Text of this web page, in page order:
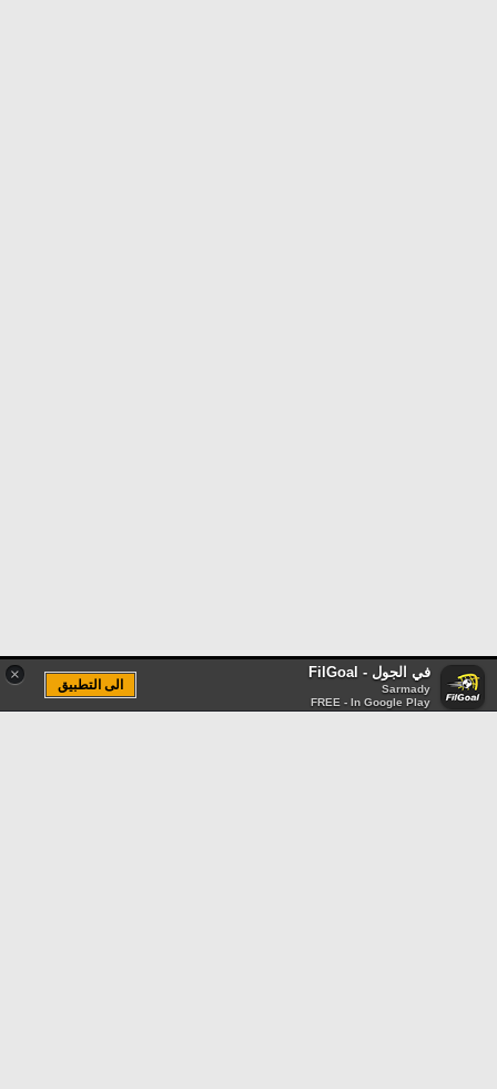
× في الجول - FilGoal
Sarmady
FREE - In Google Play
الى التطبيق